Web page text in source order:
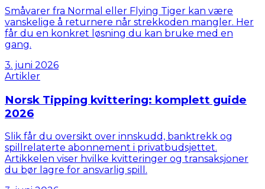
Småvarer fra Normal eller Flying Tiger kan være
vanskelige å returnere når strekkoden mangler. Her
får du en konkret løsning du kan bruke med en
gang.
3. juni 2026
Artikler
Norsk Tipping kvittering: komplett guide
2026
Slik får du oversikt over innskudd, banktrekk og
spillrelaterte abonnement i privatbudsjettet.
Artikkelen viser hvilke kvitteringer og transaksjoner
du bør lagre for ansvarlig spill.